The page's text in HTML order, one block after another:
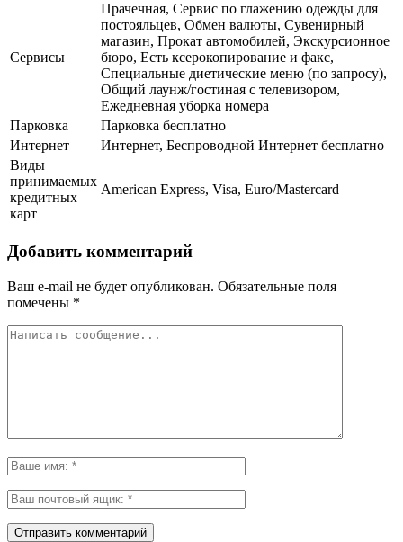
Сервисы
Прачечная, Сервис по глажению одежды для
постояльцев, Обмен валюты, Сувенирный
магазин, Прокат автомобилей, Экскурсионное
бюро, Есть ксерокопирование и факс,
Специальные диетические меню (по запросу),
Общий лаунж/гостиная с телевизором,
Ежедневная уборка номера
Парковка
Парковка бесплатно
Интернет
Интернет, Беспроводной Интернет бесплатно
Виды
принимаемых
кредитных
карт
American Express, Visa, Euro/Mastercard
Добавить комментарий
Ваш e-mail не будет опубликован. Обязательные поля
помечены *